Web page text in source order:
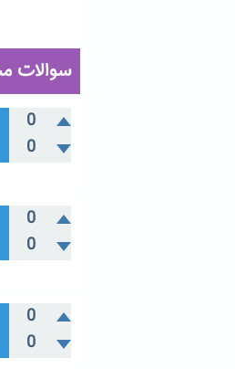
سوالات
0
0
0
0
0
0